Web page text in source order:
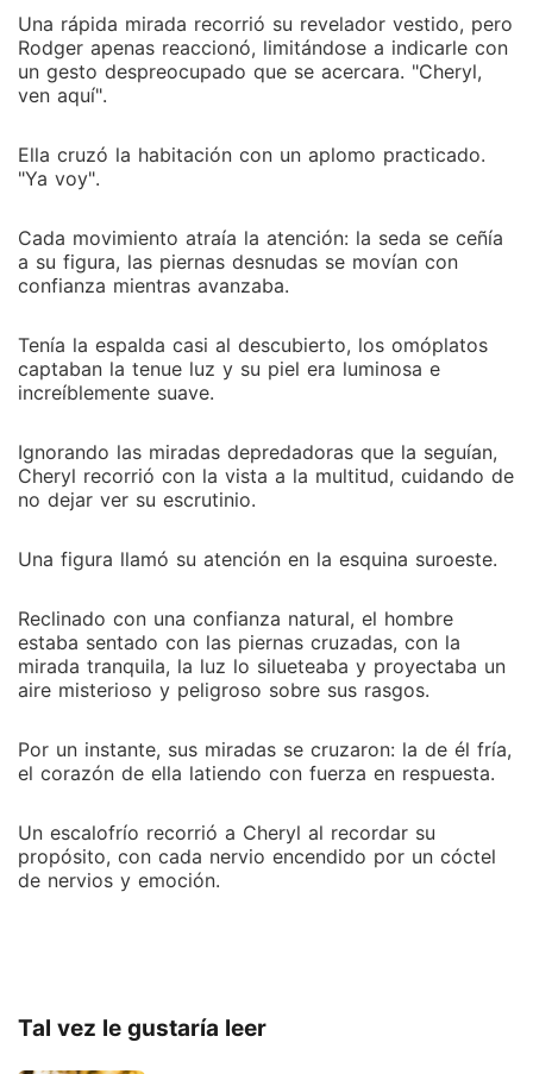
Una rápida mirada recorrió su revelador vestido, pero
Rodger apenas reaccionó, limitándose a indicarle con
un gesto despreocupado que se acercara. "Cheryl,
ven aquí".
Ella cruzó la habitación con un aplomo practicado.
"Ya voy".
Cada movimiento atraía la atención: la seda se ceñía
a su figura, las piernas desnudas se movían con
confianza mientras avanzaba.
Tenía la espalda casi al descubierto, los omóplatos
captaban la tenue luz y su piel era luminosa e
increíblemente suave.
Ignorando las miradas depredadoras que la seguían,
Cheryl recorrió con la vista a la multitud, cuidando de
no dejar ver su escrutinio.
Una figura llamó su atención en la esquina suroeste.
Reclinado con una confianza natural, el hombre
estaba sentado con las piernas cruzadas, con la
mirada tranquila, la luz lo silueteaba y proyectaba un
aire misterioso y peligroso sobre sus rasgos.
Por un instante, sus miradas se cruzaron: la de él fría,
el corazón de ella latiendo con fuerza en respuesta.
Un escalofrío recorrió a Cheryl al recordar su
propósito, con cada nervio encendido por un cóctel
de nervios y emoción.
Tal vez le gustaría leer